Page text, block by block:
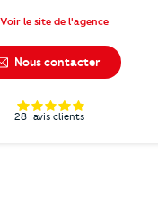
Voir le site de l'agence
Nous contacter
28 avis clients